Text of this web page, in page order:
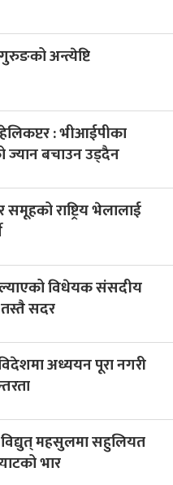
अन्त्येष्टि
: भीआईपीका
ज्यान बचाउन उड्दैन
राष्ट्रिय भेलालाई
ल्याएको विधेयक संसदीय
सदर
अध्ययन पूरा नगरी
विद्युत् महसुलमा सहुलियत
भार